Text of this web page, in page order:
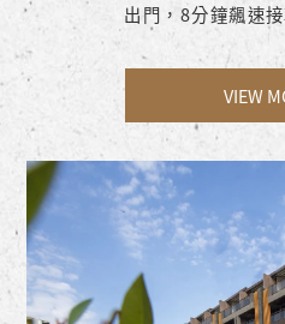
出門，8分鐘飆速
VIEW